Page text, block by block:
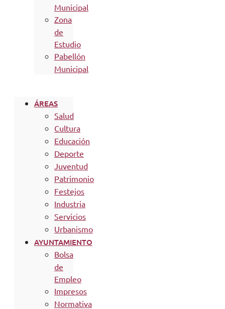
Municipal
Zona
de
Estudio
Pabellón
Municipal
ÁREAS
Salud
Cultura
Educación
Deporte
Juventud
Patrimonio
Festejos
Industria
Servicios
Urbanismo
AYUNTAMIENTO
Bolsa
de
Empleo
Impresos
Normativa